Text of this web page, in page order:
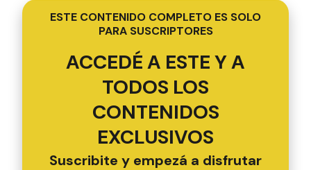
ESTE CONTENIDO COMPLETO ES SOLO
PARA SUSCRIPTORES
ACCEDÉ A ESTE Y A
TODOS LOS
CONTENIDOS
EXCLUSIVOS
Suscribite y empezá a disfrutar